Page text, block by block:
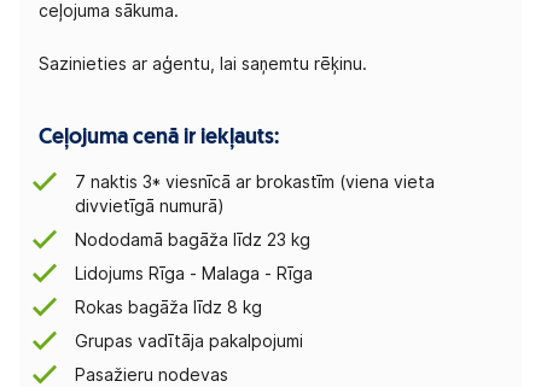
ceļojuma sākuma.
Sazinieties ar aģentu, lai saņemtu rēķinu.
Ceļojuma cenā ir iekļauts:
7 naktis 3* viesnīcā ar brokastīm (viena vieta
divvietīgā numurā)
Nododamā bagāža līdz 23 kg
Lidojums Rīga - Malaga - Rīga
Rokas bagāža līdz 8 kg
Grupas vadītāja pakalpojumi
Pasažieru nodevas